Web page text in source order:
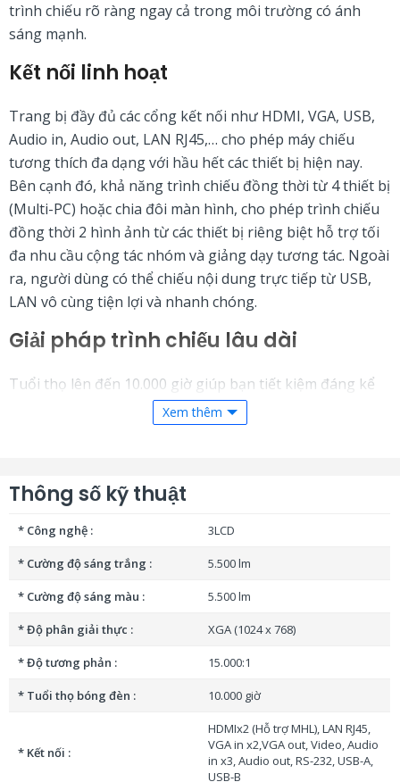
trình chiếu rõ ràng ngay cả trong môi trường có ánh
sáng mạnh.
Kết nối linh hoạt
Trang bị đầy đủ các cổng kết nối như HDMI, VGA, USB,
Audio in, Audio out, LAN RJ45,… cho phép máy chiếu
tương thích đa dạng với hầu hết các thiết bị hiện nay.
Bên cạnh đó, khả năng trình chiếu đồng thời từ 4 thiết bị
(Multi-PC) hoặc chia đôi màn hình, cho phép trình chiếu
đồng thời 2 hình ảnh từ các thiết bị riêng biệt hỗ trợ tối
đa nhu cầu cộng tác nhóm và giảng dạy tương tác. Ngoài
ra, người dùng có thể chiếu nội dung trực tiếp từ USB,
LAN vô cùng tiện lợi và nhanh chóng.
Giải pháp trình chiếu lâu dài
Tuổi thọ lên đến 10.000 giờ giúp bạn tiết kiệm đáng kể
chi phí thay thế và bảo dưỡng trong suốt thời gian sử
dụng. Đây thực sự là lựa chọn lý tưởng cho nhu cầu trình
Hãy liên hệ ngay với chúng tôi để sở hữu
Xem thêm
Thông số kỹ thuật
* Công nghệ : 3LCD
* Cường độ sáng trắng : 5.500 lm
* Cường độ sáng màu : 5.500 lm
* Độ phân giải thực : XGA (1024 x 768)
* Độ tương phản : 15.000:1
* Tuổi thọ bóng đèn : 10.000 giờ
* Kết nối :
HDMIx2 (Hỗ trợ MHL), LAN RJ45,
VGA in x2,VGA out, Video, Audio
in x3, Audio out, RS-232, USB-A,
USB-B